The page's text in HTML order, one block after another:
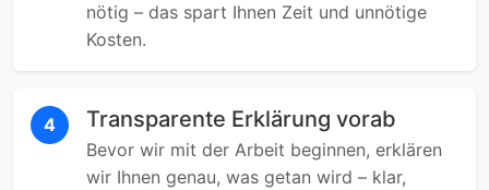
nötig – das spart Ihnen Zeit und unnötige
Kosten.
4 Transparente Erklärung vorab
Bevor wir mit der Arbeit beginnen, erklären
wir Ihnen genau, was getan wird – klar,